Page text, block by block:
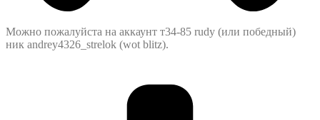
Можно пожалуйста на аккаунт т34-85 rudy (или победный)
ник andrey4326_strelok (wot blitz).